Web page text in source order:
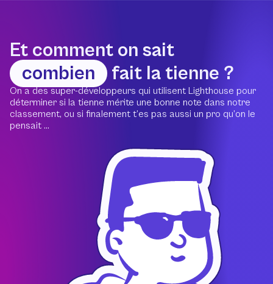
Et comment on sait
combien
fait la tienne ?
On a des super-développeurs qui utilisent Lighthouse pour
déterminer si la tienne mérite une bonne note dans notre
classement, ou si finalement t’es pas aussi un pro qu’on le
pensait ...